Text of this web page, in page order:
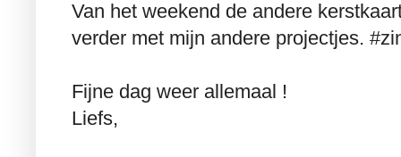
Van het weekend de andere
verder met mijn andere projectjes.
Fijne dag weer allemaal !
Liefs,